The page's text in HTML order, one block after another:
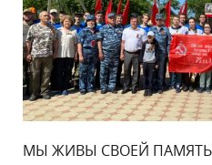
МЫ ЖИВЫ СВОЕЙ